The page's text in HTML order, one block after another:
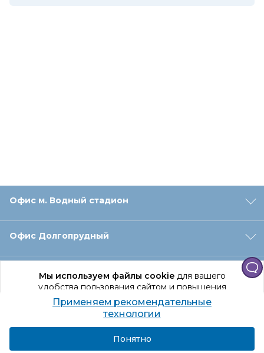
Мы используем файлы cookieдля вашего
удобства пользования сайтом и повышения
качества рекомендаций.
Продолжая использование сайта, вы даете
согласие на обработку персональных данных
Офис м. Водный стадион
Офис Долгопрудный
Офис Санкт‑Петербург
Оформление заказа
Применяем рекомендательные
технологии
Понятно